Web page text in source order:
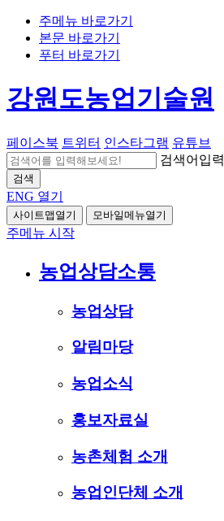
주메뉴 바로가기
본문 바로가기
푸터 바로가기
강원도농업기술원
페이스북 트위터 인스타그램 유튜브
검색어입력
검색
ENG 열기
사이트맵열기 모바일메뉴열기
주메뉴 시작
농업상담소통
농업상담
알림마당
농업소식
홍보자료실
농촌체험 소개
농업인단체 소개